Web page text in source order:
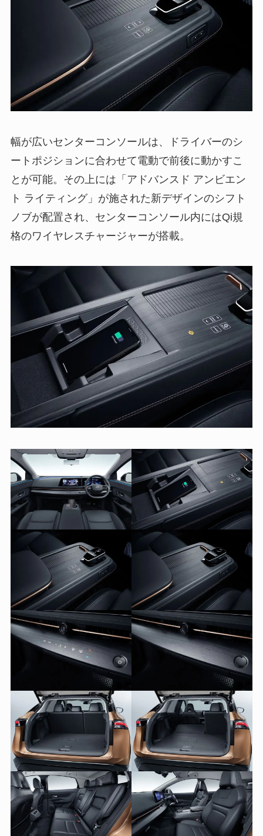
幅が広いセンターコンソールは、ドライバーのシ
ートポジションに合わせて電動で前後に動かすこ
とが可能。その上には「アドバンスド アンビエン
ト ライティング」が施された新デザインのシフト
ノブが配置され、センターコンソール内にはQi規
格のワイヤレスチャージャーが搭載。